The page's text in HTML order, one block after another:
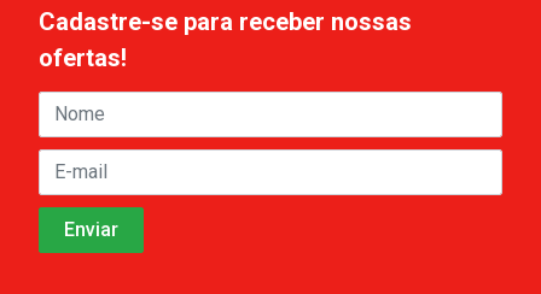
Cadastre-se para receber nossas
ofertas!